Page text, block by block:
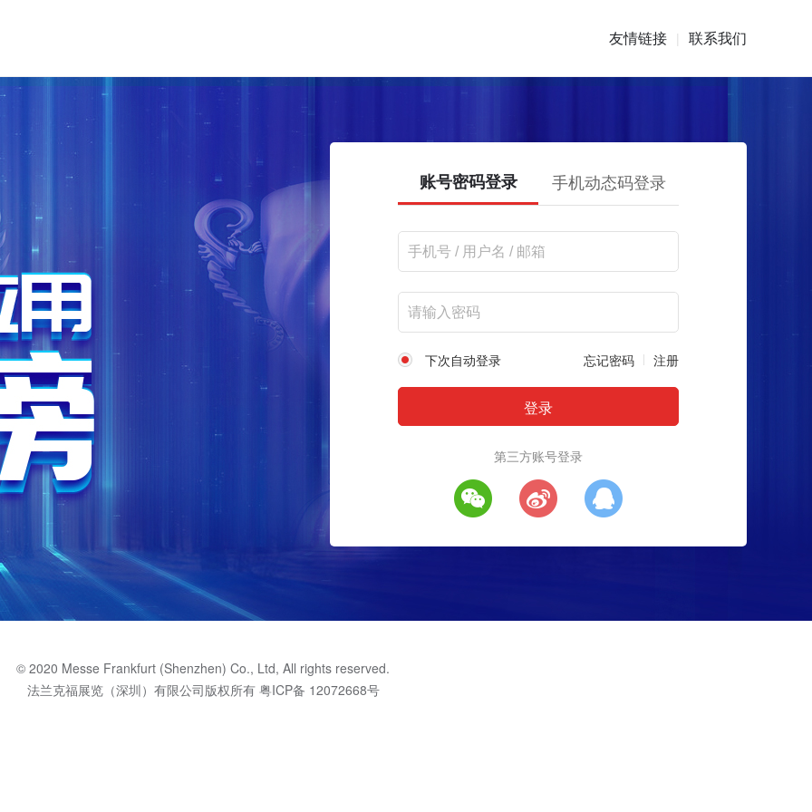
友情链接 | 联系我们
账号密码登录 手机动态码登录
下次自动登录 忘记密码 注册
第三方账号登录
© 2020 Messe Frankfurt (Shenzhen) Co., Ltd, All rights reserved.
法兰克福展览（深圳）有限公司版权所有 粤ICP备 12072668号